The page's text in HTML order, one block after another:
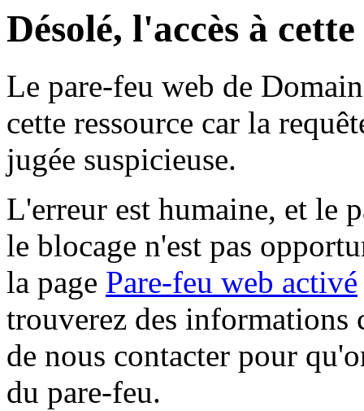
Désolé, l'accès à
Le pare-feu web de
cette ressource car la
jugée suspicieuse.
L'erreur est humaine, et le
le blocage n'est pas
la page Pare-feu web activé
trouverez des informations
de nous contacter pour
du pare-feu.